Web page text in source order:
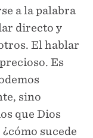
a la palabra
directo y
El hablar
Es
sino
que Dios
sucede